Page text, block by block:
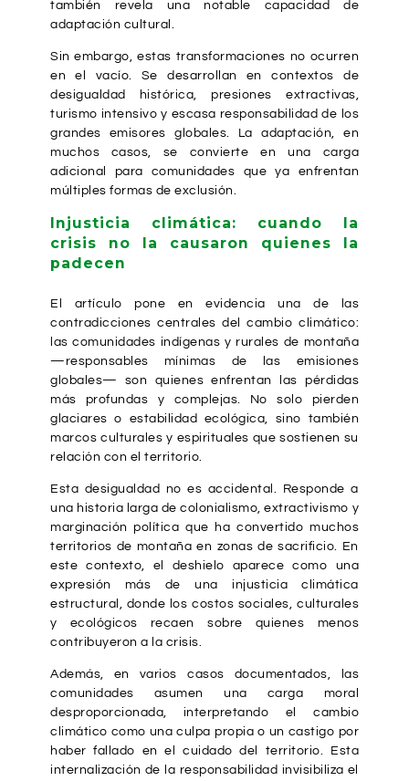
también revela una notable capacidad de
adaptación cultural.
Sin embargo, estas transformaciones no ocurren
en el vacío. Se desarrollan en contextos de
desigualdad histórica, presiones extractivas,
turismo intensivo y escasa responsabilidad de los
grandes emisores globales. La adaptación, en
muchos casos, se convierte en una carga
adicional para comunidades que ya enfrentan
múltiples formas de exclusión.
Injusticia climática: cuando la
crisis no la causaron quienes la
padecen
El artículo pone en evidencia una de las
contradicciones centrales del cambio climático:
las comunidades indígenas y rurales de montaña
—responsables mínimas de las emisiones
globales— son quienes enfrentan las pérdidas
más profundas y complejas. No solo pierden
glaciares o estabilidad ecológica, sino también
marcos culturales y espirituales que sostienen su
relación con el territorio.
Esta desigualdad no es accidental. Responde a
una historia larga de colonialismo, extractivismo y
marginación política que ha convertido muchos
territorios de montaña en zonas de sacrificio. En
este contexto, el deshielo aparece como una
expresión más de una injusticia climática
estructural, donde los costos sociales, culturales
y ecológicos recaen sobre quienes menos
contribuyeron a la crisis.
Además, en varios casos documentados, las
comunidades asumen una carga moral
desproporcionada, interpretando el cambio
climático como una culpa propia o un castigo por
haber fallado en el cuidado del territorio. Esta
internalización de la responsabilidad invisibiliza el